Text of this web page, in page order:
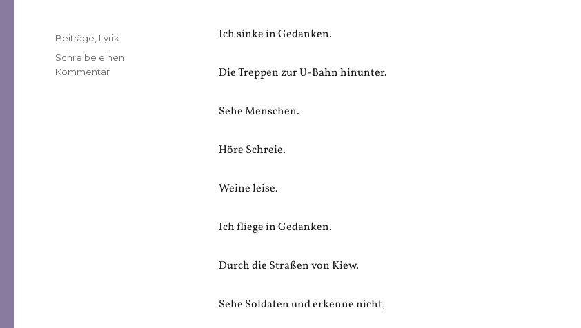
Ich sinke in Gedanken.
Die Treppen zur U-Bahn hinunter.
Sehe Menschen.
Höre Schreie.
Weine leise.
Ich fliege in Gedanken.
Durch die Straßen von Kiew.
Sehe Soldaten und erkenne nicht,
Veröffentlicht
am
Kategorien
Beiträge Lyrik
Schreibe einen
Kommentarzu